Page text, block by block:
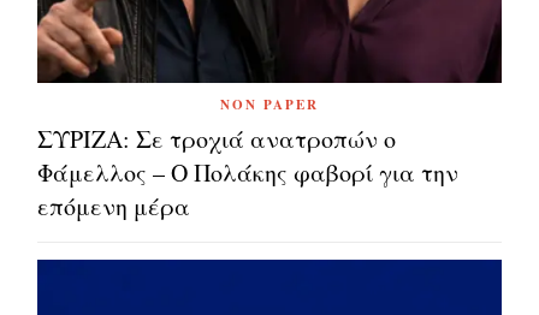
NON PAPER
ΣΥΡΙΖΑ: Σε τροχιά ανατροπών ο
Φάμελλος – Ο Πολάκης φαβορί για την
επόμενη μέρα